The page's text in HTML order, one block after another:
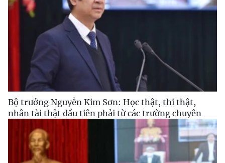
Bộ trưởng Nguyễn Kim Sơn: Học thật, thi thật,
nhân tài thật đầu tiên phải từ các trường chuyên